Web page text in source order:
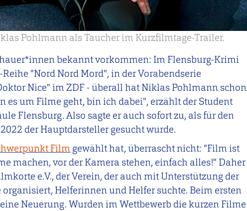
Pohlmann als Taucher im Kurzfilmtage-Trailer.
bekannt vorkommen: Im Flensburg-Krimi
"Nord Nord Mord", in der Vorabendserie
Nice" im ZDF - überall hat Niklas Pohlmann schon
es um Filme geht, bin ich dabei", erzählt der Student
Flensburg. Also sagte er auch sofort zu, als für den
der Hauptdarsteller gesucht wurde.
Film gewählt hat, überrascht nicht: "Film ist
machen, vor der Kamera stehen, einfach alles!" Daher
e.V., der Verein, der auch mit Unterstützung der
Helferinnen und Helfer suchte. Beim ersten
Neuerung. Wurden im Wettbewerb die kurzen Filme